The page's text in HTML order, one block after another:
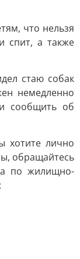
что нельзя
спит, а также
стаю собак
немедленно
сообщить об
хотите лично
обращайтесь
по жилищно-